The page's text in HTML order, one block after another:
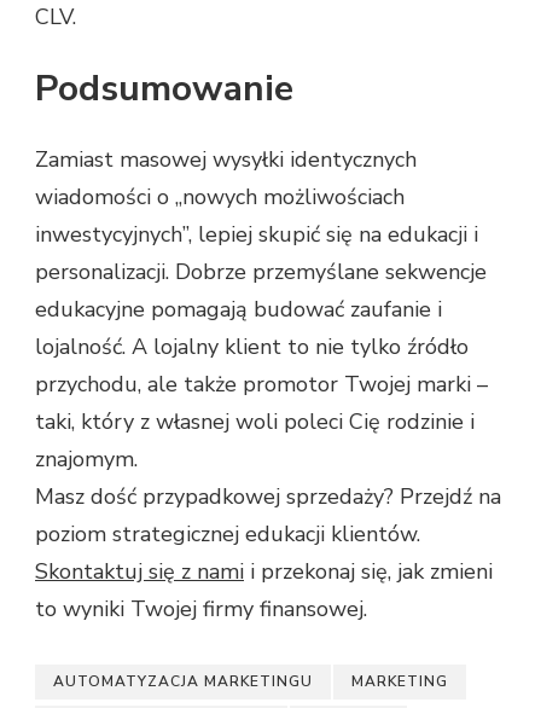
CLV.
Podsumowanie
Zamiast masowej wysyłki identycznych
wiadomości o „nowych możliwościach
inwestycyjnych”, lepiej skupić się na edukacji i
personalizacji. Dobrze przemyślane sekwencje
edukacyjne pomagają budować zaufanie i
lojalność. A lojalny klient to nie tylko źródło
przychodu, ale także promotor Twojej marki –
taki, który z własnej woli poleci Cię rodzinie i
znajomym.
Masz dość przypadkowej sprzedaży? Przejdź na
poziom strategicznej edukacji klientów.
Skontaktuj się z nami i przekonaj się, jak zmieni
to wyniki Twojej firmy finansowej.
AUTOMATYZACJA MARKETINGU MARKETING